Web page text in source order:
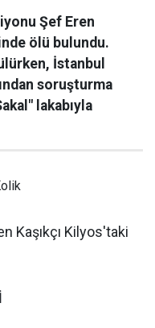
Şef Eren
ölü bulundu.
İstanbul
soruşturma
lakabıyla
Kaşıkçı Kilyos'taki